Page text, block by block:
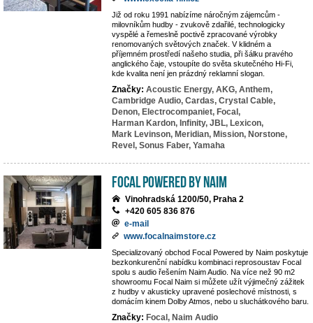
Již od roku 1991 nabízíme náročným zájemcům -
milovníkům hudby - zvukově zdařilé, technologicky
vyspělé a řemeslně poctivě zpracované výrobky
renomovaných světových značek. V klidném a
příjemném prostředí našeho studia, při šálku pravého
anglického čaje, vstoupíte do světa skutečného Hi-Fi,
kde kvalita není jen prázdný reklamní slogan.
Značky: Acoustic Energy, AKG, Anthem,
Cambridge Audio, Cardas, Crystal Cable,
Denon, Electrocompaniet, Focal,
Harman Kardon, Infinity, JBL, Lexicon,
Mark Levinson, Meridian, Mission, Norstone,
Revel, Sonus Faber, Yamaha
Focal powered by Naim
Vinohradská 1200/50, Praha 2
+420 605 836 876
e-mail
www.focalnaimstore.cz
Specializovaný obchod Focal Powered by Naim poskytuje
bezkonkurenční nabídku kombinaci reprosoustav Focal
spolu s audio řešením Naim Audio. Na více než 90 m2
showroomu Focal Naim si můžete užít výjimečný zážitek
z hudby v akusticky upravené poslechové místnosti, s
domácím kinem Dolby Atmos, nebo u sluchátkového baru.
Značky: Focal, Naim Audio